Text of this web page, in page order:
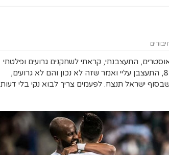
התעצבנתי, קראתי לשחקנים גרועים ופלטתי
אנחות ייאוש מוכרת. הבן הבכור שלי, כמעט בן 8, התעצבן עליי ואמר שזה לא נכון והם לא גרועים,
אראה שבסוף ישראל תנצח. לפעמים צריך לבוא נקי בלי דעות